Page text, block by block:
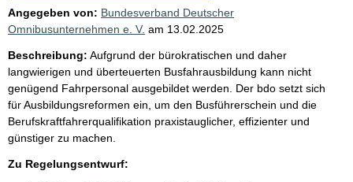
Angegeben von: Bundesverband Deutscher
Omnibusunternehmen e. V. am 13.02.2025
Beschreibung: Aufgrund der bürokratischen und daher
langwierigen und überteuerten Busfahrausbildung kann nicht
genügend Fahrpersonal ausgebildet werden. Der bdo setzt sich
für Ausbildungsreformen ein, um den Busführerschein und die
Berufskraftfahrerqualifikation praxistauglicher, effizienter und
günstiger zu machen.
Zu Regelungsentwurf: